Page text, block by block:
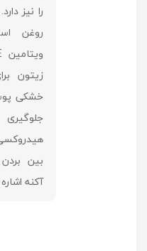
را نیز
روغن
زیتون
خشکی
بین
آکنه